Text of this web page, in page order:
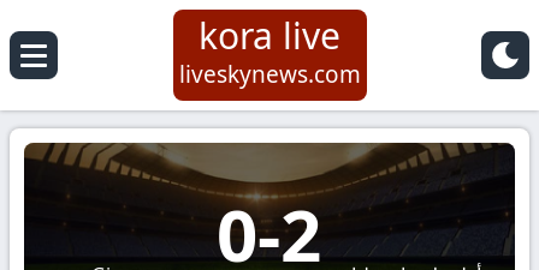
kora live
liveskynews.com
0-2